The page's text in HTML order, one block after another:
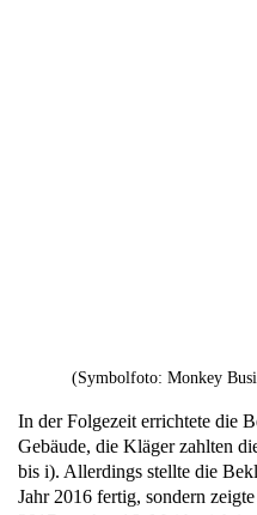
(Symbolfoto: Monkey
In der Folgezeit errichtete die
Gebäude, die Kläger zahlten
bis i). Allerdings stellte die
Jahr 2016 fertig, sondern